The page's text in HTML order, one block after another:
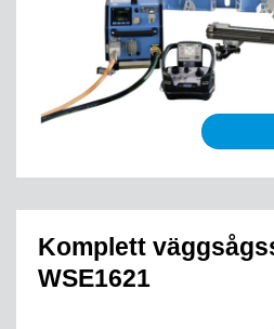
Komplett
WSE1621